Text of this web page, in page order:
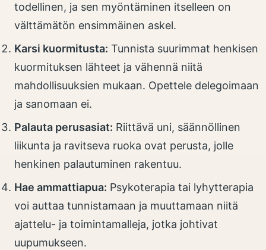
todellinen, ja sen myöntäminen itselleen on
välttämätön ensimmäinen askel.
Karsi kuormitusta: Tunnista suurimmat henkisen
kuormituksen lähteet ja vähennä niitä
mahdollisuuksien mukaan. Opettele delegoimaan
ja sanomaan ei.
Palauta perusasiat: Riittävä uni, säännöllinen
liikunta ja ravitseva ruoka ovat perusta, jolle
henkinen palautuminen rakentuu.
Hae ammattiapua: Psykoterapia tai lyhytterapia
voi auttaa tunnistamaan ja muuttamaan niitä
ajattelu- ja toimintamalleja, jotka johtivat
uupumukseen.